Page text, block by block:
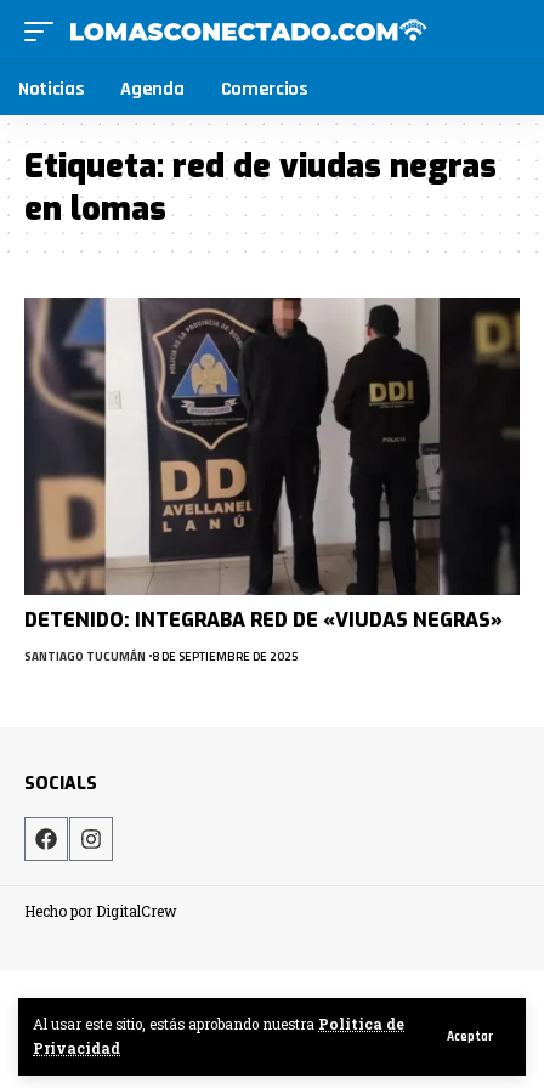
Al usar este sitio, estás aprobando nuestra Politica de
Privacidad
Aceptar
Noticias Agenda Comercios
Etiqueta:red de viudas negras
en lomas
DETENIDO: INTEGRABA RED DE «VIUDAS NEGRAS»
SANTIAGO TUCUMÁN 8 DE SEPTIEMBRE DE 2025
SOCIALS
Hecho por DigitalCrew